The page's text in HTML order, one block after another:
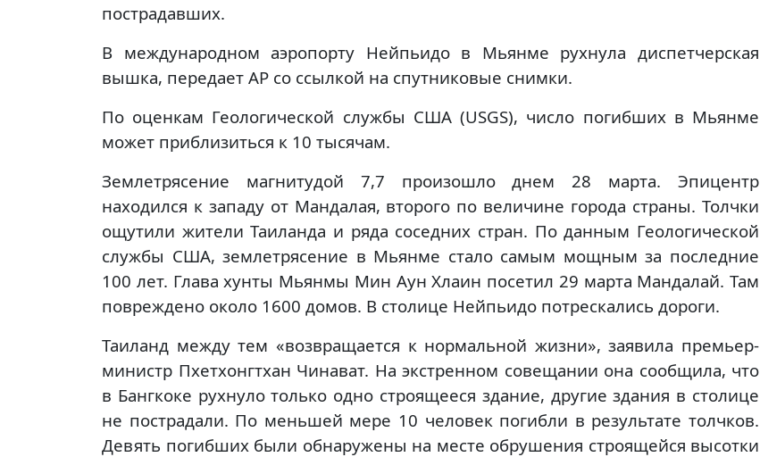
пострадавших.
В международном аэропорту Нейпьидо в Мьянме рухнула диспетчерская
вышка, передает AP со ссылкой на спутниковые снимки.
По оценкам Геологической службы США (USGS), число погибших в Мьянме
может приблизиться к 10 тысячам.
Землетрясение магнитудой 7,7 произошло днем 28 марта. Эпицентр
находился к западу от Мандалая, второго по величине города страны. Толчки
ощутили жители Таиланда и ряда соседних стран. По данным Геологической
службы США, землетрясение в Мьянме стало самым мощным за последние
100 лет. Глава хунты Мьянмы Мин Аун Хлаин посетил 29 марта Мандалай. Там
повреждено около 1600 домов. В столице Нейпьидо потрескались дороги.
Таиланд между тем «возвращается к нормальной жизни», заявила премьер-
министр Пхетхонгтхан Чинават. На экстренном совещании она сообщила, что
в Бангкоке рухнуло только одно строящееся здание, другие здания в столице
не пострадали. По меньшей мере 10 человек погибли в результате толчков.
Девять погибших были обнаружены на месте обрушения строящейся высотки